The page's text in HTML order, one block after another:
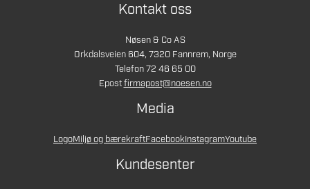
Kontakt oss
Nøsen & Co AS
Orkdalsveien 604, 7320 Fannrem, Norge
Telefon 72 46 65 00
Epostfirmapost@noesen.no
Media
LogoMiljø og bærekraftFacebookInstagramYoutube
Kundesenter